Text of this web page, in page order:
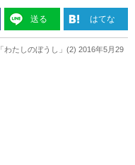
送る はてな
たしのぼうし」(2) 2016年5月29